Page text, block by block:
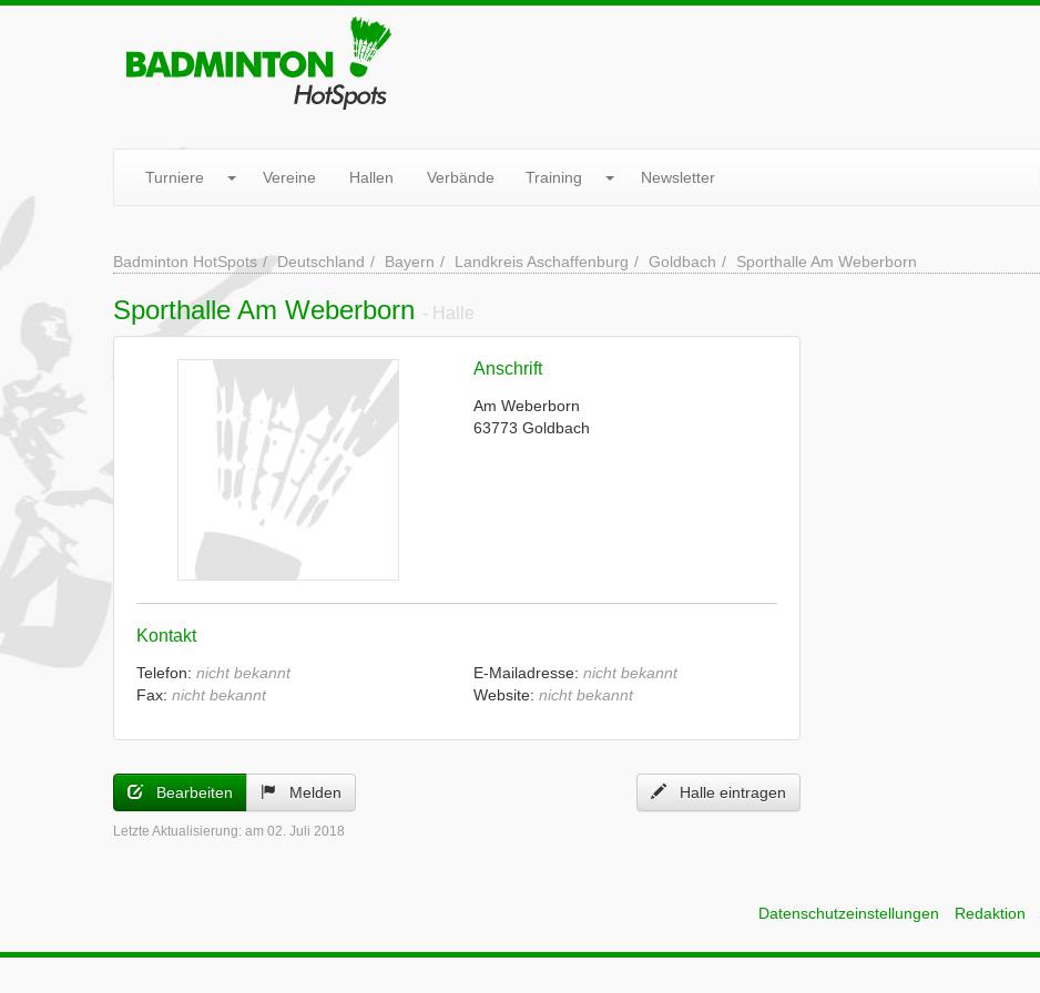
Turniere Vereine Hallen Verbände Training Newsletter
Badminton HotSpots Deutschland Bayern Landkreis Aschaffenburg Goldbach Sporthalle Am Weberborn
Sporthalle Am Weberborn - Halle
Anschrift
Am Weberborn
63773 Goldbach
Kontakt
Telefon: nicht bekannt
Fax: nicht bekannt
E-Mailadresse: nicht bekannt
Website: nicht bekannt
Bearbeiten Melden Halle eintragen
Letzte Aktualisierung: am 02. Juli 2018
Datenschutzeinstellungen Redaktion